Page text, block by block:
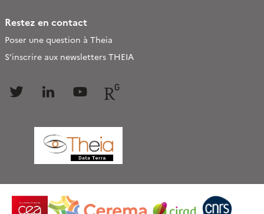
Restez en contact
Poser une question à Theia
S’inscrire aux newsletters THEIA
Follow Follow